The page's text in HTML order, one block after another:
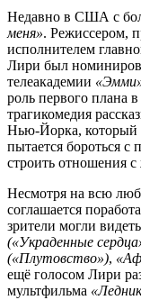
Недавно в США с
меня». Режиссером,
исполнителем
Лири был
телеакадемии
роль первого плана
трагикомедия
Нью-Йорка, который
пытается бороться с
строить отношения
Несмотря на всю
соглашается
зрители могли
(«Украденные
(«Плутовство»),
ещё голосом Лири
мультфильма